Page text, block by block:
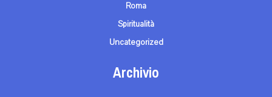
Roma
Spiritualità
Uncategorized
Archivio